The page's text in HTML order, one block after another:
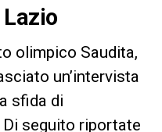
olimpico Saudita,
un’intervista
sfida di
Di seguito riportate